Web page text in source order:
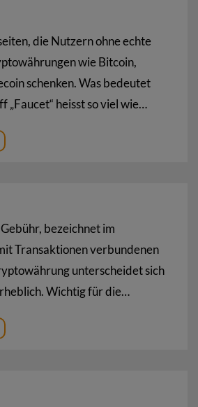
die Nutzern ohne echte
wie Bitcoin,
schenken. Was bedeutet
„Faucet“ heisst so viel wie…
bezeichnet im
Transaktionen verbundenen
unterscheidet sich
Wichtig für die…